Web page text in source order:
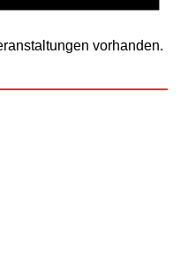
vorhanden.